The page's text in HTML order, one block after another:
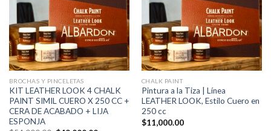
BROCHAS Y PINCELETAS
KIT LEATHER LOOK 4 CHALK
PAINT SIMIL CUERO X 250 CC +
CERA DE ACABADO + LIJA
ESPONJA
CHALK PAINT
Pintura a la Tiza | Línea
LEATHER LOOK, Estilo Cuero en
250 cc
$11,000.00